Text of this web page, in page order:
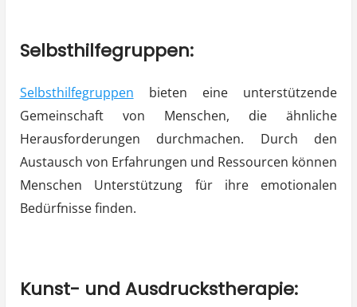
Selbsthilfegruppen:
Selbsthilfegruppen bieten eine unterstützende
Gemeinschaft von Menschen, die ähnliche
Herausforderungen durchmachen. Durch den
Austausch von Erfahrungen und Ressourcen können
Menschen Unterstützung für ihre emotionalen
Bedürfnisse finden.
Kunst- und Ausdruckstherapie: